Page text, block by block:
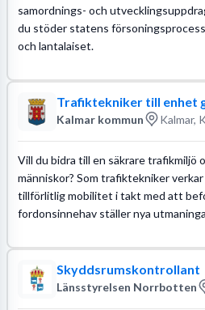
samordnings- och
du stöder statens
och lantalaiset.
Trafiktekniker till enhet
Kalmar kommun Kalmar,
Vill du bidra till en säkrare trafikmiljö
människor? Som trafiktekniker
tillförlitlig mobilitet i takt med att
fordonsinnehav ställer nya
Skyddsrumskontrollant
Länsstyrelsen Norrbotten